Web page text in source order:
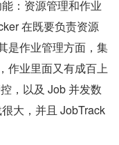
：资源管理和作业
在既要负责资源
是作业管理方面，集
作业里面又有成百上
，以及 Job 并发数
大，并且 JobTrack